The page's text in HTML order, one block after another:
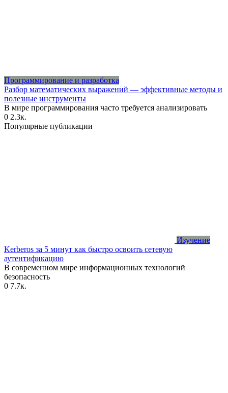
Программирование и разработка
Разбор математических выражений — эффективные методы и
полезные инструменты
В мире программирования часто требуется анализировать
0 2.3к.
Популярные публикации
Изучение
Kerberos за 5 минут как быстро освоить сетевую
аутентификацию
В современном мире информационных технологий
безопасность
0 7.7к.